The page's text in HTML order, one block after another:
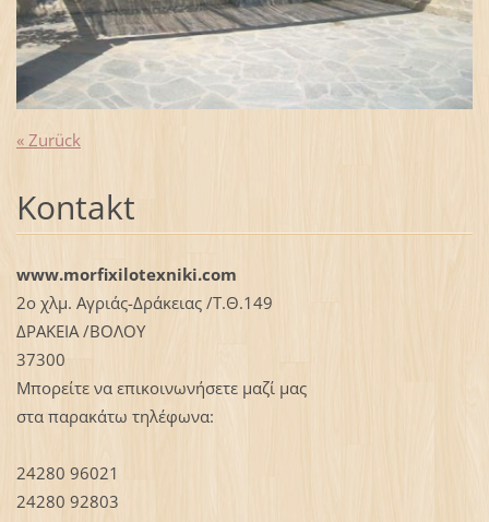
« Zurück
Kontakt
www.morfixilotexniki.com
2ο χλμ. Αγριάς-Δράκειας /Τ.Θ.149
ΔΡΑΚΕΙΑ /ΒΟΛΟΥ
37300
Μπορείτε να επικοινωνήσετε μαζί μας
στα παρακάτω τηλέφωνα:
24280 96021
24280 92803